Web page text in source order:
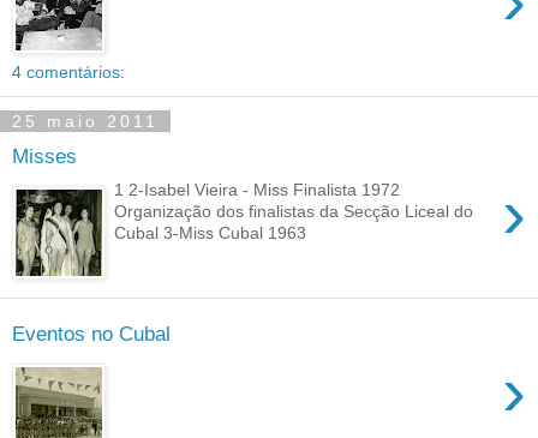
4 comentários:
25 maio 2011
Misses
›
1 2-Isabel Vieira - Miss Finalista 1972
Organização dos finalistas da Secção Liceal do
Cubal 3-Miss Cubal 1963
Eventos no Cubal
›